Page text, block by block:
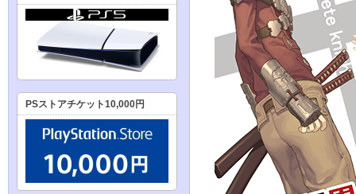
PSストアチケット10,000円